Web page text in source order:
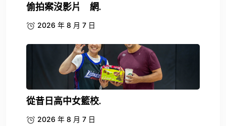
偷拍案沒影片 網.
2026 年 8 月 7 日
從昔日高中女籃校.
2026 年 8 月 7 日